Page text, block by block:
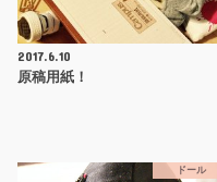
2017.6.10
原稿用紙！
ドール